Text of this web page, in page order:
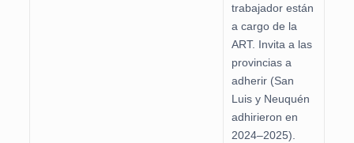
trabajador están
a cargo de la
ART. Invita a las
provincias a
adherir (San
Luis y Neuquén
adhirieron en
2024–2025).